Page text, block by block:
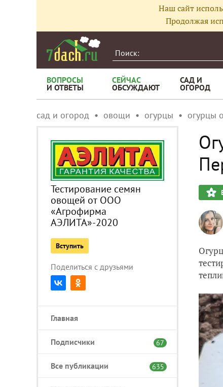
Наш сайт
Продолжая
ВОПРОСЫ
И ОТВЕТЫ
СЕЙЧАС
ОБСУЖДАЮТ
САД И
ОГОРОД
сад и огород овощи огурцы огурцы
Тестирование семян
овощей от ООО
«Агрофирма
АЭЛИТА»-2020
Вступить
Поделиться с друзьями
Главная
Подписчики 67
Все публикации 635